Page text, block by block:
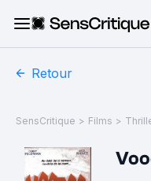
Retour
SensCritique > Films >